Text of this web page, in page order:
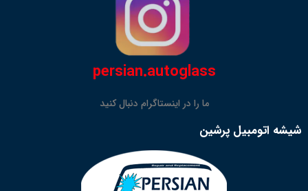
persian.autoglass
ما را در اینستاگرام دنبال کنید
شیشه اتومبیل پرشین